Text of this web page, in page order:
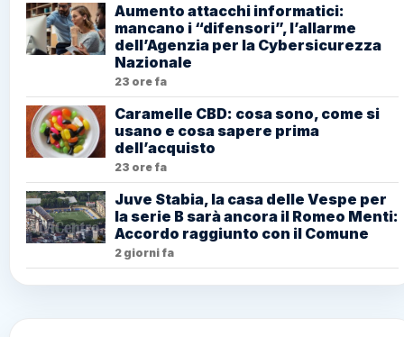
Aumento attacchi informatici:
mancano i “difensori”, l’allarme
dell’Agenzia per la Cybersicurezza
Nazionale
23 ore fa
Caramelle CBD: cosa sono, come si
usano e cosa sapere prima
dell’acquisto
23 ore fa
Juve Stabia, la casa delle Vespe per
la serie B sarà ancora il Romeo Menti:
Accordo raggiunto con il Comune
2 giorni fa